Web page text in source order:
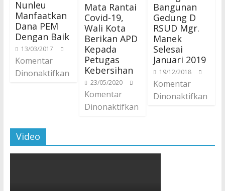
Nunleu
Manfaatkan
Dana PEM
Dengan Baik
13/03/2017
Komentar
Dinonaktifkan
Mata Rantai
Covid-19,
Wali Kota
Berikan APD
Kepada
Petugas
Kebersihan
23/05/2020
Komentar
Dinonaktifkan
Bangunan
Gedung D
RSUD Mgr.
Manek
Selesai
Januari 2019
19/12/2018
Komentar
Dinonaktifkan
Video